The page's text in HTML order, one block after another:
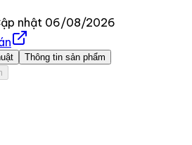
nhật 06/08/2026
Thông tin sản phẩm